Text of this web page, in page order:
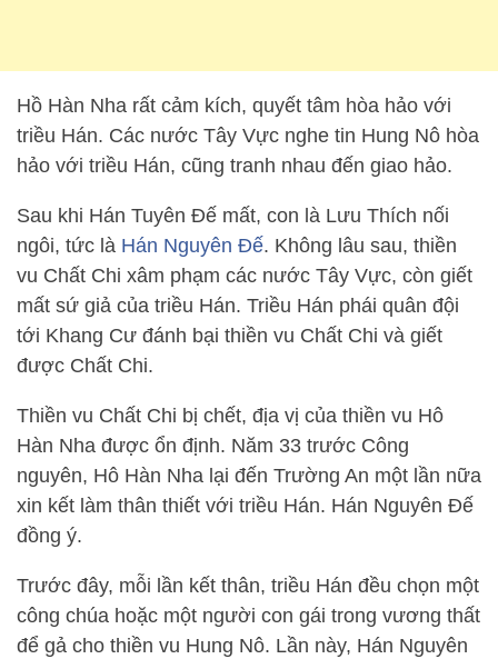
Hồ Hàn Nha rất cảm kích, quyết tâm hòa hảo với
triều Hán. Các nước Tây Vực nghe tin Hung Nô hòa
hảo với triều Hán, cũng tranh nhau đến giao hảo.
Sau khi Hán Tuyên Đế mất, con là Lưu Thích nối
ngôi, tức là Hán Nguyên Đế. Không lâu sau, thiền
vu Chất Chi xâm phạm các nước Tây Vực, còn giết
mất sứ giả của triều Hán. Triều Hán phái quân đội
tới Khang Cư đánh bại thiền vu Chất Chi và giết
được Chất Chi.
Thiền vu Chất Chi bị chết, địa vị của thiền vu Hô
Hàn Nha được ổn định. Năm 33 trước Công
nguyên, Hô Hàn Nha lại đến Trường An một lần nữa
xin kết làm thân thiết với triều Hán. Hán Nguyên Đế
đồng ý.
Trước đây, mỗi lần kết thân, triều Hán đều chọn một
công chúa hoặc một người con gái trong vương thất
để gả cho thiền vu Hung Nô. Lần này, Hán Nguyên